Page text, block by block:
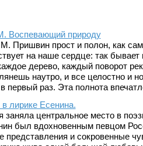
Воспевающий природу
Пришвин прост и полон, как
на наше сердце: так
дерево, каждый по­ворот
наутро, и все целостно и
первый раз. Эта полнота
лирике Есенина.
заняла центральное место в
был вдохновенным певцом
представления и сокровенные